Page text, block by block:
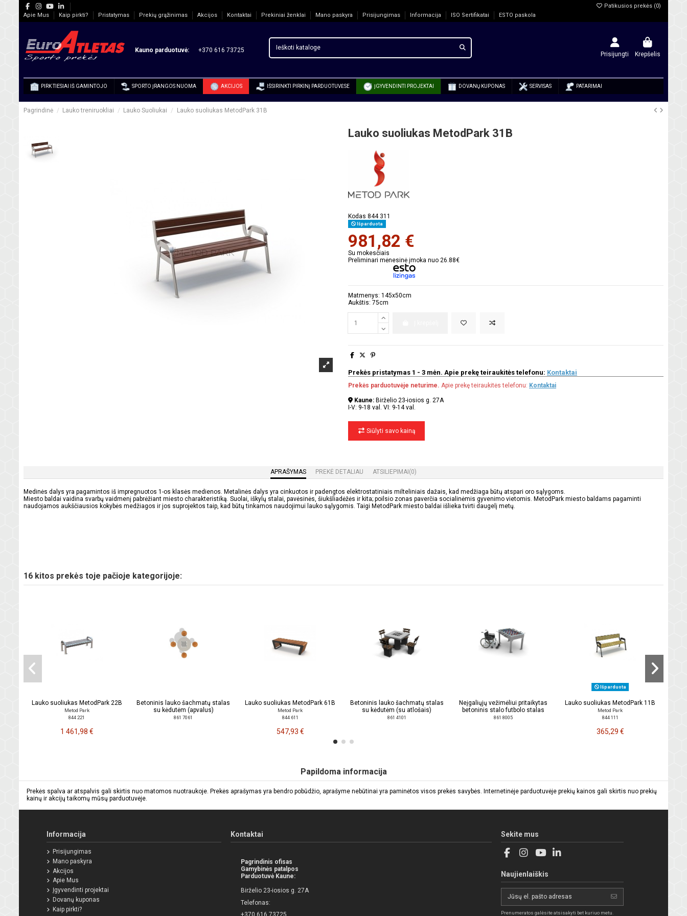
Apie Mus Kaip pirkti? Pristatymas Prekių grąžinimas Akcijos Kontaktai Prekiniai ženklai Mano paskyra Prisijungimas Informacija ISO Sertifikatai ESTO paskola
Patikusios prekės (0)
Kauno parduotuvė: +370 616 73725
Prisijungti Krepšelis
PIRK TIESIAI IŠ GAMINTOJO SPORTO ĮRANGOS NUOMA AKCIJOS IŠSIRINKTI PIRKINĮ PARDUOTUVĖSE ĮGYVENDINTI PROJEKTAI DOVANŲ KUPONAS SERVISAS PATARIMAI
Pagrindinė Lauko treniruokliai Lauko Suoliukai Lauko suoliukas MetodPark 31B
Lauko suoliukas MetodPark 31B
Kodas 844 311
Išparduota
981,82 €
Su mokesčiais
Preliminari mėnesinė įmoka nuo 26.88€
Matmenys: 145x50cm
Aukštis: 75cm
Prekės pristatymas 1 - 3 mėn. Apie prekę teiraukitės telefonu: Kontaktai
Prekės parduotuvėje neturime. Apie prekę teiraukitės telefonu: Kontaktai
Kaune: Birželio 23-iosios g. 27A
I-V: 9-18 val. VI: 9-14 val.
Siūlyti savo kainą
APRAŠYMAS PREKĖ DETALIAU ATSILIEPIMAI (0)
Medinės dalys yra pagamintos iš impregnuotos 1-os klasės medienos. Metalinės dalys yra cinkuotos ir padengtos elektrostatiniais milteliniais dažais, kad medžiaga būtų atspari oro sąlygoms.
Miesto baldai vaidina svarbų vaidmenį pabrėžiant miesto charakteristiką. Suolai, iškylų stalai, pavėsinės, šiukšliadėžės ir kita; poilsio zonas paverčia socialinėmis gyvenimo vietomis. MetodPark miesto baldams pagaminti
naudojamos aukščiausios kokybės medžiagos ir jos suprojektos taip, kad būtų tinkamos naudojimui lauko sąlygomis. Taigi MetodPark miesto baldai išlieka tvirti daugelį metų.
16 kitos prekės toje pačioje kategorijoje:
Lauko suoliukas MetodPark 22B
Metod Park
844 221
1 461,98 €
Betoninis lauko šachmatų stalas
su kėdutėm (apvalus)
861 7061
Lauko suoliukas MetodPark 61B
Metod Park
844 611
547,93 €
Betoninis lauko šachmatų stalas
su kėdutėm (su atlošais)
861 4101
Neįgaliųjų vežimėliui pritaikytas
betoninis stalo futbolo stalas
861 8005
Išparduota
Lauko suoliukas MetodPark 11B
Metod Park
844 111
365,29 €
Papildoma informacija
Prekės spalva ar atspalvis gali skirtis nuo matomos nuotraukoje. Prekės aprašymas yra bendro pobūdžio, aprašyme nebūtinai yra paminėtos visos prekės savybės. Internetinėje parduotuvėje prekių kainos gali skirtis nuo prekių
kainų ir akcijų taikomų mūsų parduotuvėje.
Informacija
Prisijungimas
Mano paskyra
Akcijos
Apie Mus
Įgyvendinti projektai
Dovanų kuponas
Kaip pirkti?
Kontaktai
Pagrindinis ofisas
Gamybinės patalpos
Parduotuvė Kaune:
Birželio 23-iosios g. 27A
Telefonas:
Sekite mus
Naujienlaiškis
Prenumeratos galėsite atsisakyti bet kuriuo metu.